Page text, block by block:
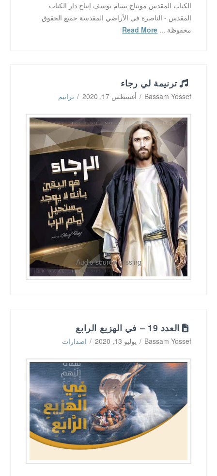
الكتاب المقدس مونتاج بسام يوسف إنتاج دار الكتاب
المقدس - الناصرة في الأراضي المقدسة جميع الحقوق
محفوظة ... Read More
ترنيمة لي رجاء
Bassam Yossef أغسطس 17, 2020 ترانيم
Audio source missing
العدد 19 – في الهزيع الرابع
Bassam Yossef يوليو 13, 2020 اصدارات